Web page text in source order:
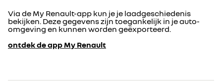
Via de My Renault-app kun je je laadgeschiedenis
bekijken. Deze gegevens zijn toegankelijk in je auto-
omgeving en kunnen worden geëxporteerd.
ontdek de app My Renault